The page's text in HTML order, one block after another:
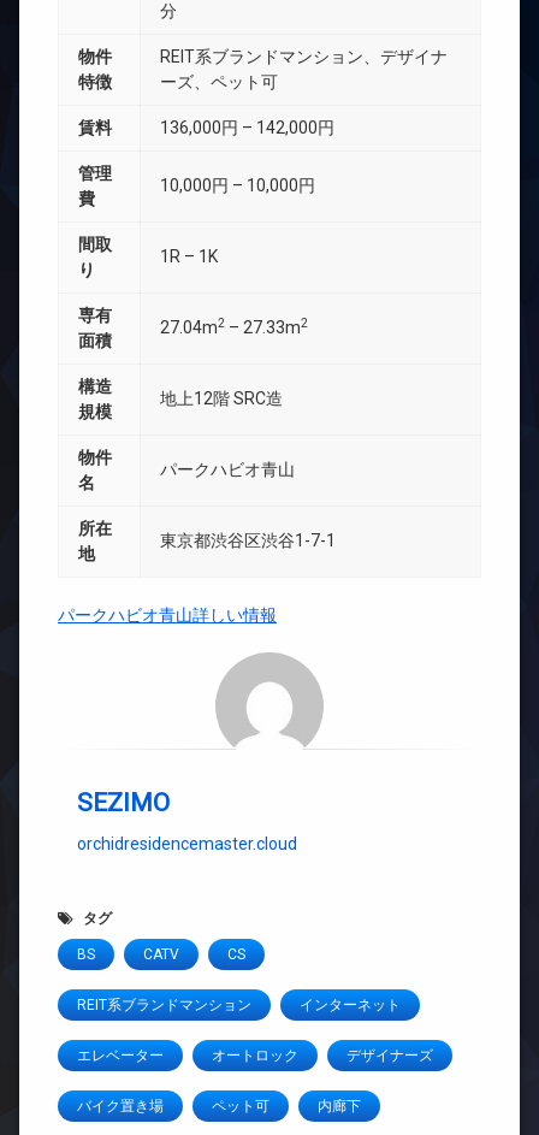
分
物件
特徴
REIT系ブランドマンション、デザイナ
ーズ、ペット可
賃料 136,000円 – 142,000円
管理
費
10,000円 – 10,000円
間取
り
1R – 1K
専有
面積
27.04m2 – 27.33m2
構造
規模
地上12階 SRC造
物件
名
パークハビオ青山
所在
地
東京都渋谷区渋谷1-7-1
パークハビオ青山詳しい情報
SEZIMO
orchidresidencemaster.cloud
タグ
BS CATV CS
REIT系ブランドマンション インターネット
エレベーター オートロック デザイナーズ
バイク置き場 ペット可 内廊下